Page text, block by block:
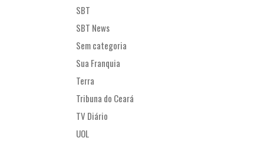
SBT
SBT News
Sem categoria
Sua Franquia
Terra
Tribuna do Ceará
TV Diário
UOL